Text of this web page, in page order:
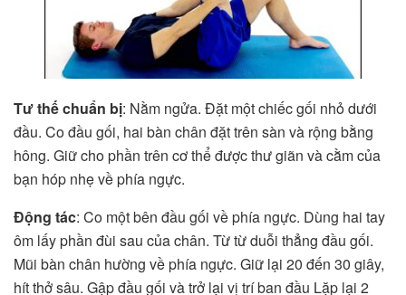
Tư thế chuẩn bị: Nằm ngửa. Đặt một chiếc gối nhỏ dưới
đầu. Co đầu gối, hai bàn chân đặt trên sàn và rộng bằng
hông. Giữ cho phần trên cơ thể được thư giãn và cằm của
bạn hóp nhẹ về phía ngực.
Động tác: Co một bên đầu gối về phía ngực. Dùng hai tay
ôm lấy phần đùi sau của chân. Từ từ duỗi thẳng đầu gối.
Mũi bàn chân hường về phía ngực. Giữ lại 20 đến 30 giây,
hít thở sâu. Gập đầu gối và trở lại vị trí ban đầu Lặp lại 2